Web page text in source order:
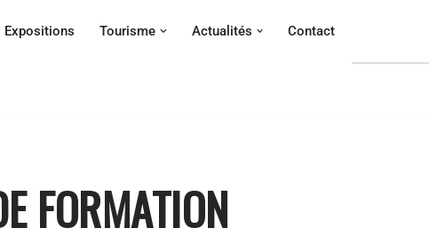
Expositions Tourisme Actualités Contact
FORMATION